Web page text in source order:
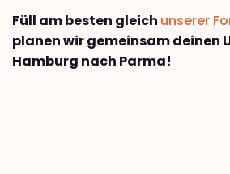
Füll am besten gleich unserer
planen wir gemeinsam deinen
Hamburg nach Parma!